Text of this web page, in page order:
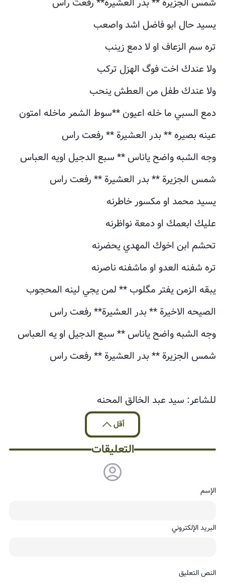
يسيد حال ابو فاضل اشد واصعب
تره سم الزعاف او لا دمع زينب
ولا عندك اخت فوگ الهزل تركب
ولا عندك طفل من العطش ينحب
دمع السبي ما خله اعيون **سوط الشمر ماخله امتون
عينه بصيره ** بدر العشيرة ** رفعت راس
وجه الشبه واضح ياناس ** سبع الدجيل اويه العباس
شمس الجزيرة ** بدر العشيرة ** رفعت راس
يسيد محمد او مكسور خاطرنه
عليك ابعمك او دمعة نواظرنه
تحشم ابن اخوك المهدي يحضرنه
تره شفنه العدو او ماشفنه ناصرنه
يبقه الزمن يفتر مگلوب ** لمن يجي لينه المحجوب
الصيحه الاخيرة ** بدر العشيرة** رفعت راس
وجه الشبه واضح ياناس ** سبع الدجيل او يه العباس
شمس الجزيرة ** بدر العشيرة ** رفعت راس
للشاعر: سيد عبد الخالق المحنه
أقل
التعليقات
الإسم
البريد الإلكتروني
النص التعليق